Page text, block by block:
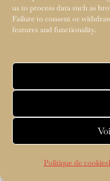
us to process data such as
Failure to consent or
features and functionality.
Politique de cookies